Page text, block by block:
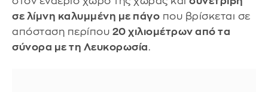
σε λίμνη καλυμμένη με πάγο που βρίσκεται σε
απόσταση περίπου 20 χιλιομέτρων από τα
σύνορα με τη Λευκορωσία.